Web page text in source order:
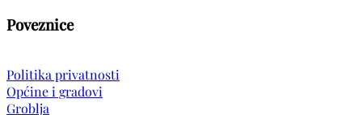
Poveznice
Politika privatnosti
Općine i gradovi
Groblja